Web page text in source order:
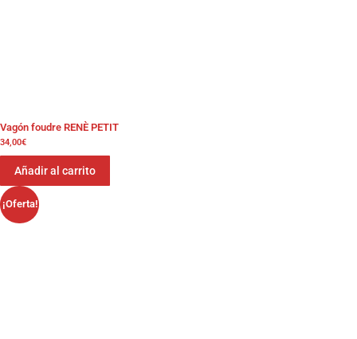
Vagón foudre RENÈ PETIT
34,00€
Añadir al carrito
¡Oferta!